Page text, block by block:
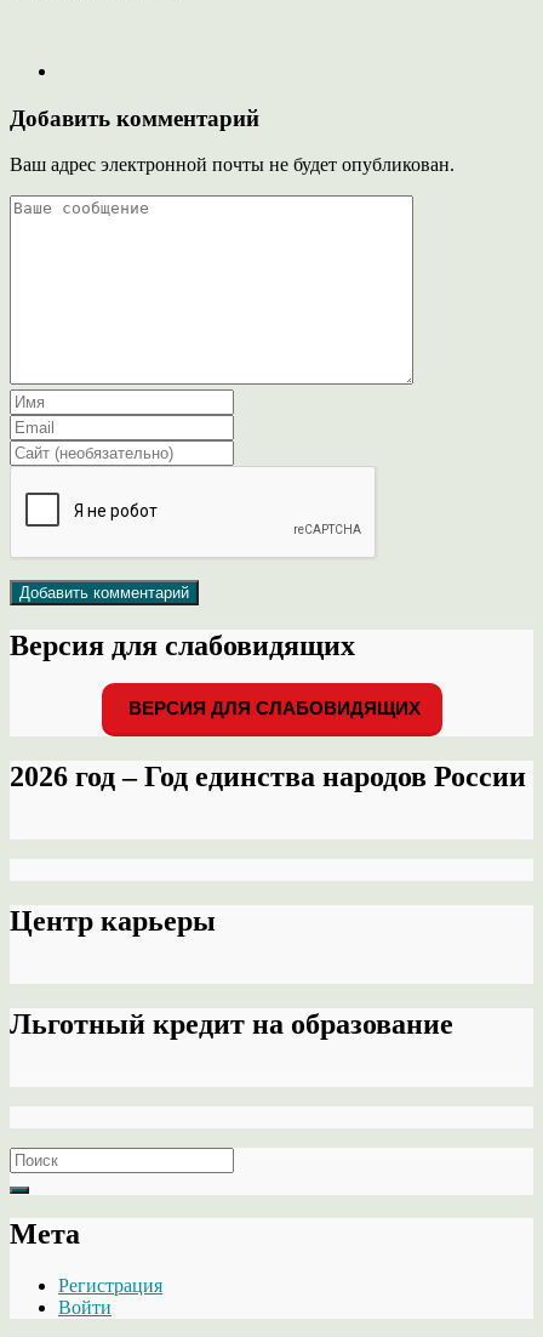
Добавить комментарий
Ваш адрес электронной почты не будет опубликован.
Версия для слабовидящих
ВЕРСИЯ ДЛЯ СЛАБОВИДЯЩИХ
2026 год – Год единства народов России
Центр карьеры
Льготный кредит на образование
Search
for:
Мета
Регистрация
Войти